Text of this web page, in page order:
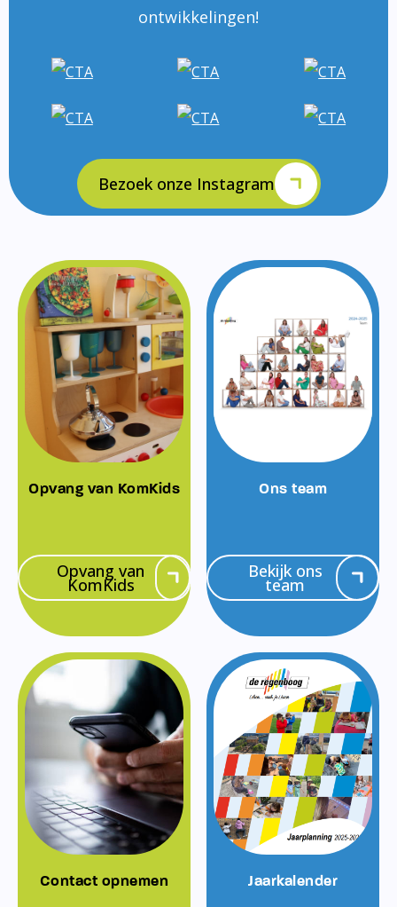
ontwikkelingen!
Bezoek onze Instagram
Opvang van KomKids
Opvang van
KomKids
Ons team
Bekijk ons
team
Contact opnemen Jaarkalender